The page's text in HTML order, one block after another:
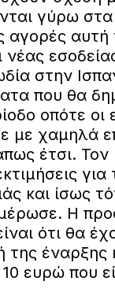
γύρω
αγορές αυτή
στην
που θα
οπότε οι
με χαμηλά
έτσι. Τον
για
και ίσως
Η
ότι θα
της έναρξης
ευρώ που